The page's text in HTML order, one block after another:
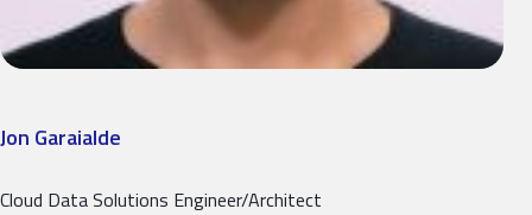
Jon Garaialde
Cloud Data Solutions Engineer/Architect